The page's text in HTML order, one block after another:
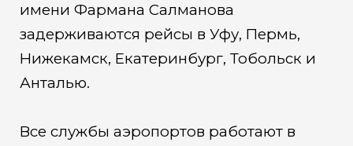
имени Фармана Салманова
задерживаются рейсы в Уфу, Пермь,
Нижекамск, Екатеринбург, Тобольск и
Анталью.
Все службы аэропортов работают в